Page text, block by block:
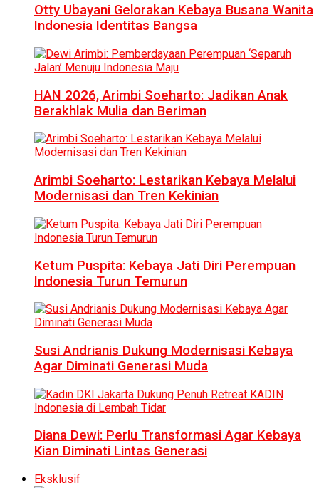
Otty Ubayani Gelorakan Kebaya Busana Wanita
Indonesia Identitas Bangsa
HAN 2026, Arimbi Soeharto: Jadikan Anak
Berakhlak Mulia dan Beriman
Arimbi Soeharto: Lestarikan Kebaya Melalui
Modernisasi dan Tren Kekinian
Ketum Puspita: Kebaya Jati Diri Perempuan
Indonesia Turun Temurun
Susi Andrianis Dukung Modernisasi Kebaya
Agar Diminati Generasi Muda
Diana Dewi: Perlu Transformasi Agar Kebaya
Kian Diminati Lintas Generasi
Eksklusif